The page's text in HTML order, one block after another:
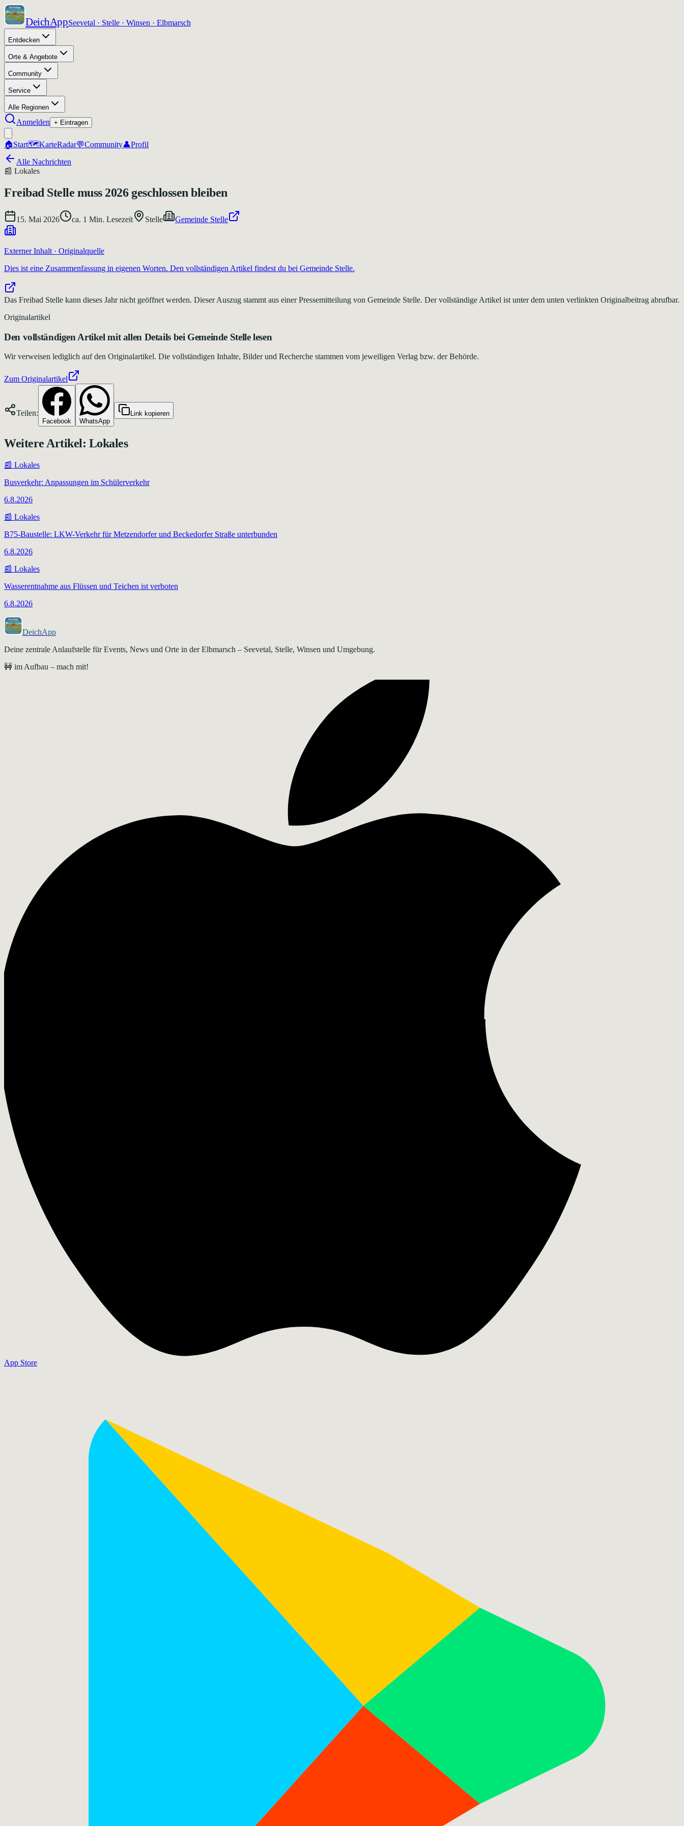
DeichAppSeevetal · Stelle · Winsen · Elbmarsch
Entdecken
Orte & Angebote
Community
Service
Alle Regionen
Anmelden + Eintragen
🏠Start🗺️KarteRadar💬Community👤Profil
Alle Nachrichten
📰 Lokales
Freibad Stelle muss 2026 geschlossen bleiben
15. Mai 2026 ca. 1 Min. Lesezeit Stelle Gemeinde Stelle
Externer Inhalt · Originalquelle
Dies ist eine Zusammenfassung in eigenen Worten. Den vollständigen Artikel findest du bei Gemeinde Stelle.
Das Freibad Stelle kann dieses Jahr nicht geöffnet werden. Dieser Auszug stammt aus einer Pressemitteilung von Gemeinde Stelle. Der vollständige Artikel ist unter dem unten verlinkten Originalbeitrag abrufbar.
Originalartikel
Den vollständigen Artikel mit allen Details bei Gemeinde Stellelesen
Wir verweisen lediglich auf den Originalartikel. Die vollständigen Inhalte, Bilder und Recherche stammen vom jeweiligen Verlag bzw. der Behörde.
Zum Originalartikel
Teilen:
Facebook WhatsApp
Link kopieren
Weitere Artikel: Lokales
📰 Lokales
Busverkehr: Anpassungen im Schülerverkehr
6.8.2026
📰 Lokales
B75-Baustelle: LKW-Verkehr für Metzendorfer und Beckedorfer Straße unterbunden
6.8.2026
📰 Lokales
Wasserentnahme aus Flüssen und Teichen ist verboten
6.8.2026
DeichApp
Deine zentrale Anlaufstelle für Events, News und Orte in der Elbmarsch – Seevetal, Stelle, Winsen und Umgebung.
🚧 im Aufbau – mach mit!
App Store